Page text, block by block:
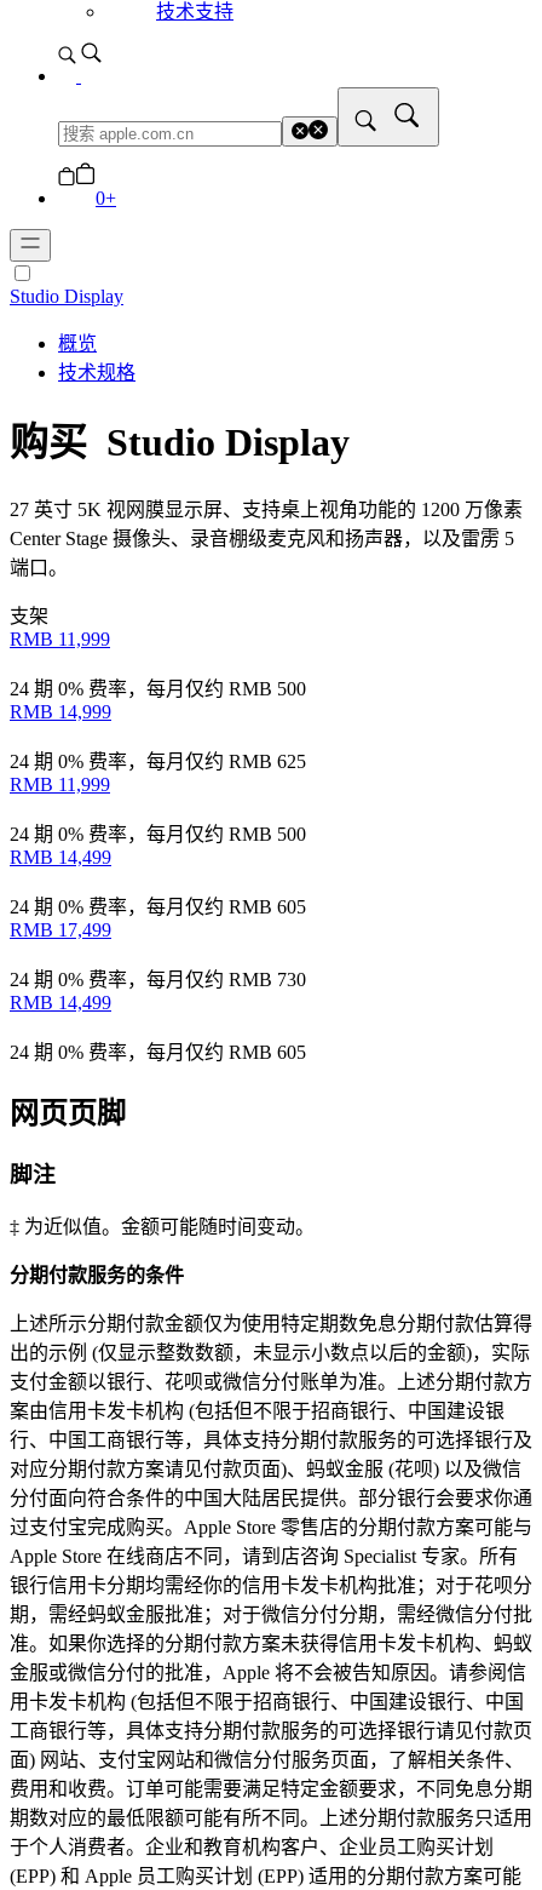
技术支持
0+
Studio Display
概览
技术规格
购买 Studio Display
27 英寸 5K 视网膜显示屏、支持桌上视角功能的 1200 万像素
Center Stage 摄像头、录音棚级麦克风和扬声器，以及雷雳 5
端口。
支架
RMB 11,999
24 期 0% 费率，每月仅约 RMB 500
RMB 14,999
24 期 0% 费率，每月仅约 RMB 625
RMB 11,999
24 期 0% 费率，每月仅约 RMB 500
RMB 14,499
24 期 0% 费率，每月仅约 RMB 605
RMB 17,499
24 期 0% 费率，每月仅约 RMB 730
RMB 14,499
24 期 0% 费率，每月仅约 RMB 605
网页页脚
脚注
‡ 为近似值。金额可能随时间变动。
分期付款服务的条件
上述所示分期付款金额仅为使用特定期数免息分期付款估算得
出的示例 (仅显示整数数额，未显示小数点以后的金额)，实际
支付金额以银行、花呗或微信分付账单为准。上述分期付款方
案由信用卡发卡机构 (包括但不限于招商银行、中国建设银
行、中国工商银行等，具体支持分期付款服务的可选择银行及
对应分期付款方案请见付款页面)、蚂蚁金服 (花呗) 以及微信
分付面向符合条件的中国大陆居民提供。部分银行会要求你通
过支付宝完成购买。Apple Store 零售店的分期付款方案可能与
Apple Store 在线商店不同，请到店咨询 Specialist 专家。所有
银行信用卡分期均需经你的信用卡发卡机构批准；对于花呗分
期，需经蚂蚁金服批准；对于微信分付分期，需经微信分付批
准。如果你选择的分期付款方案未获得信用卡发卡机构、蚂蚁
金服或微信分付的批准，Apple 将不会被告知原因。请参阅信
用卡发卡机构 (包括但不限于招商银行、中国建设银行、中国
工商银行等，具体支持分期付款服务的可选择银行请见付款页
面) 网站、支付宝网站和微信分付服务页面，了解相关条件、
费用和收费。订单可能需要满足特定金额要求，不同免息分期
期数对应的最低限额可能有所不同。上述分期付款服务只适用
于个人消费者。企业和教育机构客户、企业员工购买计划
(EPP) 和 Apple 员工购买计划 (EPP) 适用的分期付款方案可能